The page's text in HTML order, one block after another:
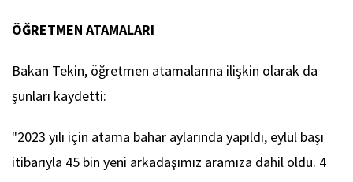
ÖĞRETMEN ATAMALARI
Bakan Tekin, öğretmen atamalarına ilişkin olarak da
şunları kaydetti:
"2023 yılı için atama bahar aylarında yapıldı, eylül başı
itibarıyla 45 bin yeni arkadaşımız aramıza dahil oldu. 4